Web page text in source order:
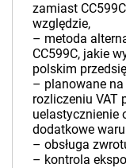
zamiast
względzie,
– metoda
CC599C, jakie
polskim
– planowane
rozliczeniu VAT
uelastycznienie
dodatkowe
– obsługa
– kontrola